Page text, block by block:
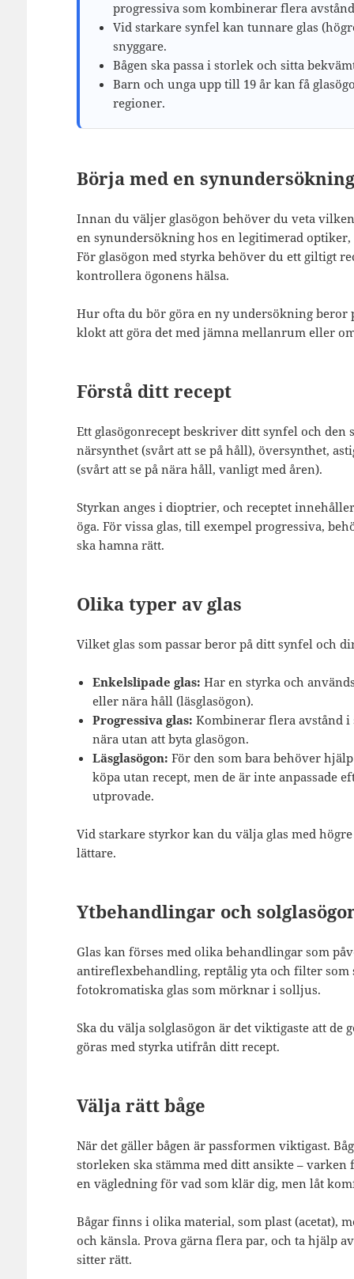
progressiva som kombinerar flera
Vid starkare synfel kan tunnare glas
snyggare.
Bågen ska passa i storlek och sitta
Barn och unga upp till 19 år kan få
regioner.
Börja med en synundersökning
Innan du väljer glasögon behöver du veta
en synundersökning hos en legitimerad
För glasögon med styrka behöver du ett giltigt
kontrollera ögonens hälsa.
Hur ofta du bör göra en ny undersökning beror
klokt att göra det med jämna mellanrum eller
Förstå ditt recept
Ett glasögonrecept beskriver ditt synfel och
närsynthet (svårt att se på håll), översynthet,
(svårt att se på nära håll, vanligt med åren).
Styrkan anges i dioptrier, och receptet
öga. För vissa glas, till exempel progressiva,
ska hamna rätt.
Olika typer av glas
Vilket glas som passar beror på ditt synfel och
Enkelslipade glas: Har en styrka och
eller nära håll (läsglasögon).
Progressiva glas: Kombinerar flera avstånd i
nära utan att byta glasögon.
Läsglasögon: För den som bara behöver
köpa utan recept, men de är inte anpassade
utprovade.
Vid starkare styrkor kan du välja glas med
lättare.
Ytbehandlingar och
Glas kan förses med olika behandlingar som
antireflexbehandling, reptålig yta och filter
fotokromatiska glas som mörknar i solljus.
Ska du välja solglasögon är det viktigaste att de
göras med styrka utifrån ditt recept.
Välja rätt båge
När det gäller bågen är passformen viktigast.
storleken ska stämma med ditt ansikte –
en vägledning för vad som klär dig, men låt
Bågar finns i olika material, som plast (acetat),
och känsla. Prova gärna flera par, och ta hjälp
sitter rätt.